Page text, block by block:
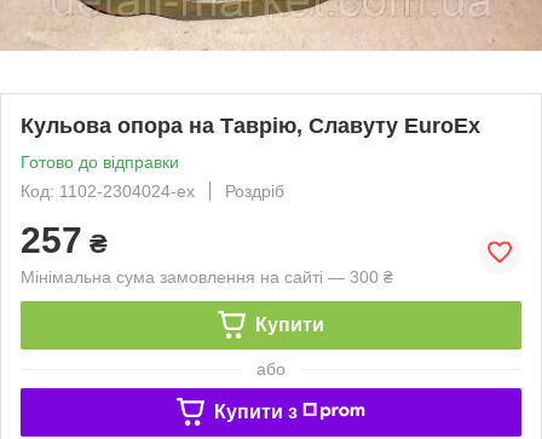
Кульова опора на Таврію, Славуту EuroEx
Готово до відправки
Код: 1102-2304024-ex
Роздріб
257 ₴
Мінімальна сума замовлення на сайті — 300 ₴
Купити
або
Купити з